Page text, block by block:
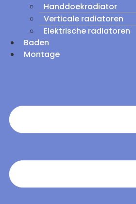
Handdoekradiator
Verticale radiatoren
Elektrische radiatoren
Baden
Montage